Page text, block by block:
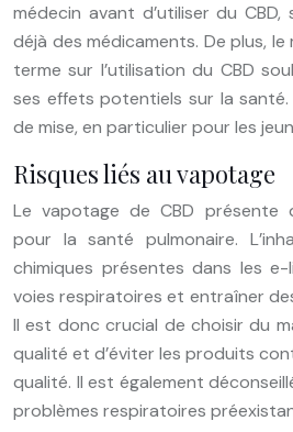
médecin avant d’utiliser du
déjà des médicaments. De plus,
terme sur l’utilisation du CBD
ses effets potentiels sur la
de mise, en particulier pour les
Risques liés au vapotage
Le vapotage de CBD présente
pour la santé pulmonaire.
chimiques présentes dans les
voies respiratoires et entraîner
Il est donc crucial de choisir du
qualité et d’éviter les produits
qualité. Il est également
problèmes respiratoires